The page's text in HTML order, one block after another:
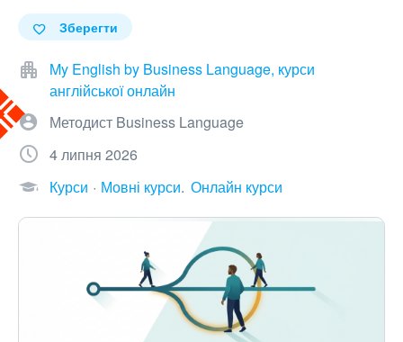
Зберегти
My English by Business Language, курси
англійської онлайн
Методист Business Language
4 липня 2026
Курси
Мовні курси Онлайн курси